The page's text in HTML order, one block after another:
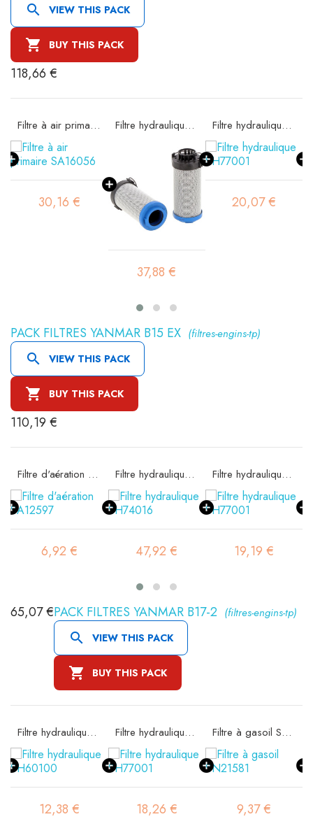
 VIEW THIS PACK
 BUY THIS PACK
118,66 €
Filtre à air primaire SA16056
30,16 €
Filtre hydraulique SH74190
37,88 €
Filtre hydraulique SH77001
20,07 €
PACK FILTRES YANMAR B15 EX (filtres-engins-tp)
 VIEW THIS PACK
 BUY THIS PACK
110,19 €
Filtre d'aération SA12597
6,92 €
Filtre hydraulique SH74016
47,92 €
Filtre hydraulique SH77001
19,19 €
PACK FILTRES YANMAR B17-2 (filtres-engins-tp)
 VIEW THIS PACK
 BUY THIS PACK
65,07 €
Filtre hydraulique SH60100
12,38 €
Filtre hydraulique SH77001
18,26 €
Filtre à gasoil SN21581
9,37 €